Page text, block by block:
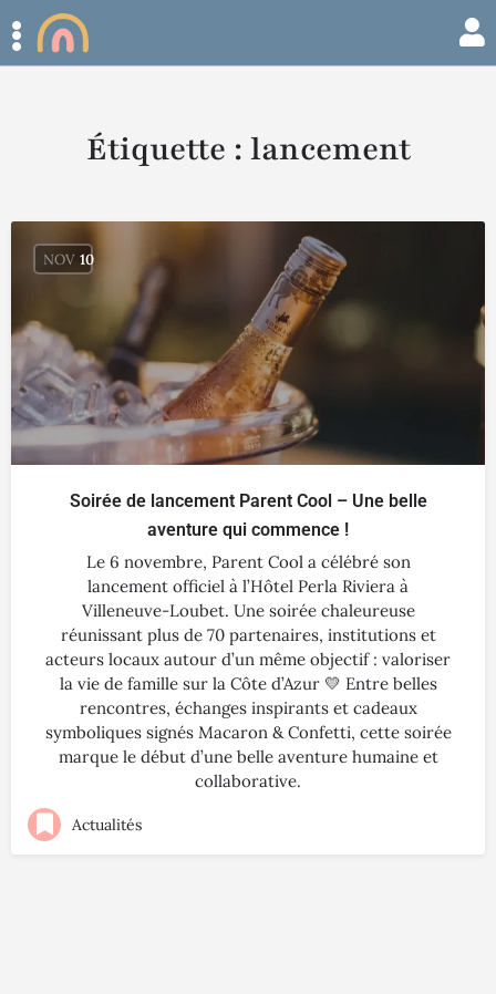
Étiquette : lancement
NOV 10
Soirée de lancement Parent Cool – Une belle
aventure qui commence !
Le 6 novembre, Parent Cool a célébré son
lancement officiel à l’Hôtel Perla Riviera à
Villeneuve-Loubet. Une soirée chaleureuse
réunissant plus de 70 partenaires, institutions et
acteurs locaux autour d’un même objectif : valoriser
la vie de famille sur la Côte d’Azur 💛 Entre belles
rencontres, échanges inspirants et cadeaux
symboliques signés Macaron & Confetti, cette soirée
marque le début d’une belle aventure humaine et
collaborative.
Actualités